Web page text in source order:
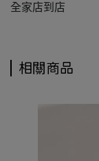
全家店到店
相關商品